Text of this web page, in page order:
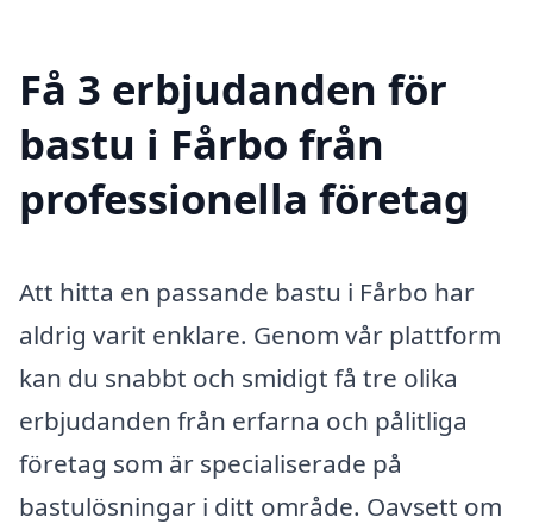
Få 3 erbjudanden för
bastu i Fårbo från
professionella företag
Att hitta en passande bastu i Fårbo har
aldrig varit enklare. Genom vår plattform
kan du snabbt och smidigt få tre olika
erbjudanden från erfarna och pålitliga
företag som är specialiserade på
bastulösningar i ditt område. Oavsett om